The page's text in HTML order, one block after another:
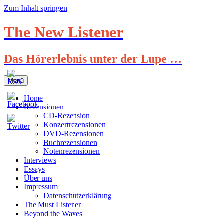
Zum Inhalt springen
The New Listener
Das Hörerlebnis unter der Lupe …
Menü
Home
Rezensionen
CD-Rezension
Konzertrezensionen
DVD-Rezensionen
Buchrezensionen
Notenrezensionen
Interviews
Essays
Über uns
Impressum
Datenschutzerklärung
The Must Listener
Beyond the Waves